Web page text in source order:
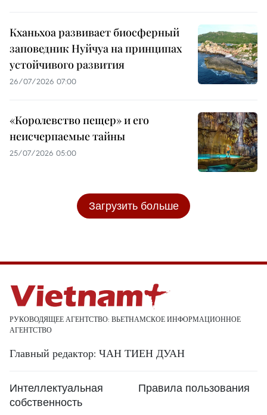
Кханьхоа развивает биосферный
заповедник Нуйчуа на принципах
устойчивого развития
26/07/2026 07:00
«Королевство пещер» и его
неисчерпаемые тайны
25/07/2026 05:00
Загрузить больше
РУКОВОДЯЩЕЕ АГЕНТСТВО: ВЬЕТНАМСКОЕ ИНФОРМАЦИОННОЕ
АГЕНТСТВО
Главный редактор: ЧАН ТИЕН ДУАН
Интеллектуальная
собственность
Правила пользования